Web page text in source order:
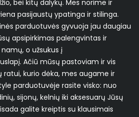
bei kitų dalykų. Mes norime ir
pasijaustų ypatinga ir stilinga.
parduotuvės gyvuoja jau daugiau
apsipirkimas palengvintas ir
o užsukus į
Ačiū mūsų pastoviam ir vis
kurio dėka, mes augame ir
parduotuvėje rasite visko: nuo
sijonų, kelnių iki aksesuarų Jūsų
galite kreiptis su klausimais